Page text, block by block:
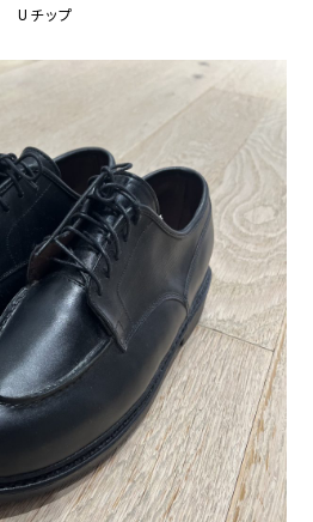
Uチップ